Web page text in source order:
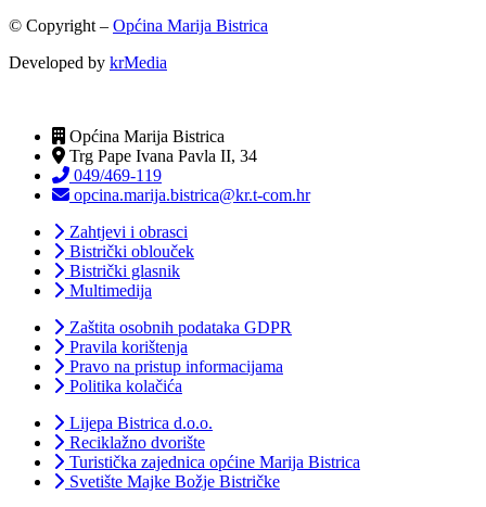
© Copyright – Općina Marija Bistrica
Developed by krMedia
Općina Marija Bistrica
Trg Pape Ivana Pavla II, 34
049/469-119
opcina.marija.bistrica@kr.t-com.hr
Zahtjevi i obrasci
Bistrički oblouček
Bistrički glasnik
Multimedija
Zaštita osobnih podataka GDPR
Pravila korištenja
Pravo na pristup informacijama
Politika kolačića
Lijepa Bistrica d.o.o.
Reciklažno dvorište
Turistička zajednica općine Marija Bistrica
Svetište Majke Božje Bistričke